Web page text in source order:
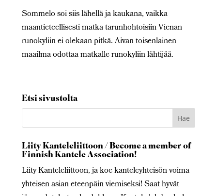
Sommelo soi siis lähellä ja kaukana, vaikka
maantieteellisesti matka tarunhohtoisiin Vienan
runokyliin ei olekaan pitkä. Aivan toisenlainen
maailma odottaa matkalle runokyliin lähtijää.
Etsi sivustolta
Liity Kanteleliittoon / Become a member of
Finnish Kantele Association!
Liity Kanteleliittoon, ja koe kanteleyhteisön voima
yhteisen asian eteenpäin viemiseksi! Saat hyvät